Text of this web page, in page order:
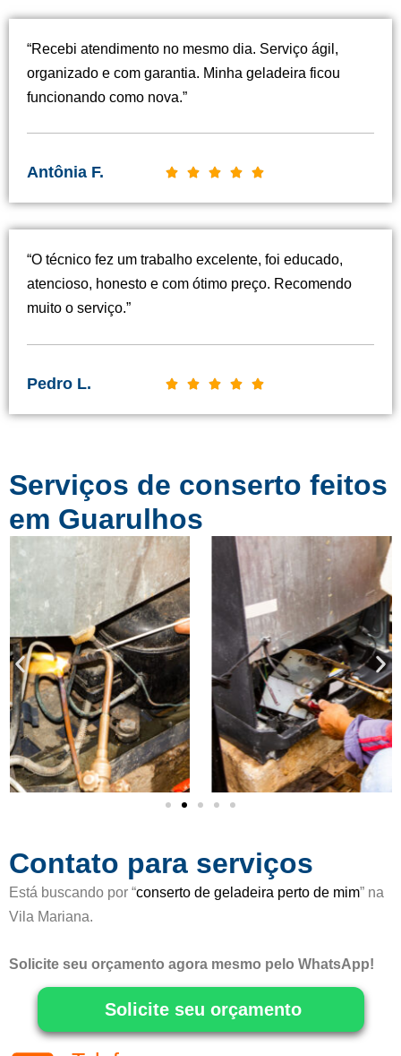
“Recebi atendimento no mesmo dia. Serviço ágil,
organizado e com garantia. Minha geladeira ficou
funcionando como nova.”
Antônia F.     C
s
i
d
o
o
5
“O técnico fez um trabalho excelente, foi educado,
atencioso, honesto e com ótimo preço. Recomendo
muito o serviço.”
Pedro L.     C
s
c
a
d
o
c
o
m
5
d
Serviços de conserto feitos
em Guarulhos
Contato para serviços
Está buscando por “conserto de geladeira perto de mim” na
Vila Mariana.
Solicite seu orçamento agora mesmo pelo WhatsApp!
Solicite seu orçamento